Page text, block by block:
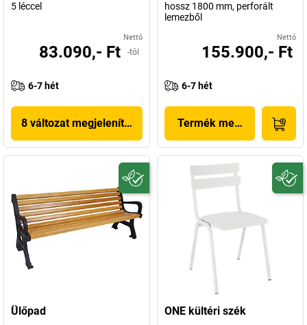
5 léccel
Nettó
83.090,- Ft -tól
6-7 hét
8 változat megjelenítése
hossz 1800 mm, perforált
lemezből
Nettó
155.900,- Ft
6-7 hét
Termék megjelenítése
Ülőpad ONE kültéri szék